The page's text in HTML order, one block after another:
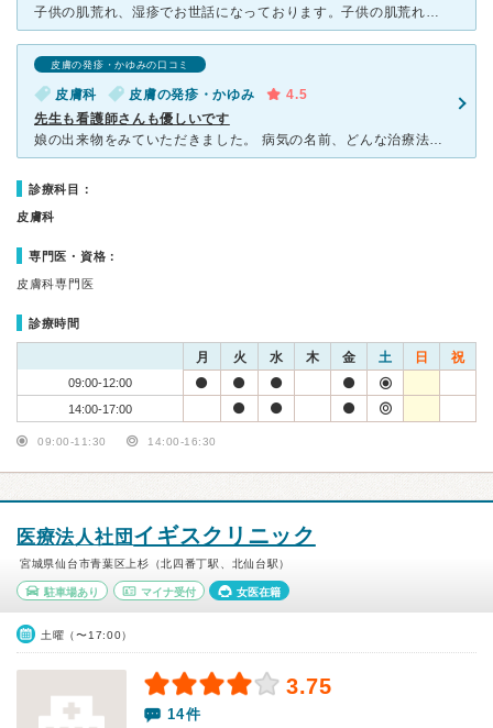
子供の肌荒れ、湿疹でお世話になっております。子供の肌荒れがひどく、加湿しても治らないのでこちらの病院に行きました。 診察は優しく話かけるようにしてくれ、子供用のおもちゃも貸してくれたりしたので、いつ
皮膚の発疹・かゆみの口コミ
皮膚科 皮膚の発疹・かゆみ
4.5
先生も看護師さんも優しいです
娘の出来物をみていただきました。 病気の名前、どんな治療法があって、その中でどの治療を行うのかなどが書かれた紙を用意した上で分かりやすく説明して下さるので、安心して治療が受けられました。 娘の場合
診療科目：
皮膚科
専門医・資格：
皮膚科専門医
診療時間
月 火 水 木 金 土 日 祝
09:00-12:00
14:00-17:00
09:00-11:30 14:00-16:30
医療法人社団 イギスクリニック
宮城県仙台市青葉区上杉（北四番丁駅、北仙台駅）
駐車場あり マイナ受付 女医在籍
土曜（〜17:00）
3.75
14件